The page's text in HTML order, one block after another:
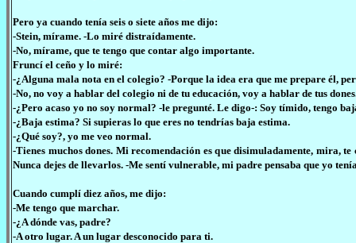
Pero ya cuando tenía seis o siete años me dijo:
-Stein, mírame. -Lo miré distraídamente.
-No, mírame, que te tengo que contar algo importante.
Fruncí el ceño y lo miré:
-¿Alguna mala nota en el colegio? -Porque la idea era que me prepare él,
-No, no voy a hablar del colegio ni de tu educación, voy a hablar de tus
-¿Pero acaso yo no soy normal? -le pregunté. Le digo-: Soy tímido, tengo
-¿Baja estima? Si supieras lo que eres no tendrías baja estima.
-¿Qué soy?, yo me veo normal.
-Tienes muchos dones. Mi recomendación es que disimuladamente, mira,
Nunca dejes de llevarlos. -Me sentí vulnerable, mi padre pensaba que yo
Cuando cumplí diez años, me dijo:
-Me tengo que marchar.
-¿A dónde vas, padre?
-A otro lugar. A un lugar desconocido para ti.